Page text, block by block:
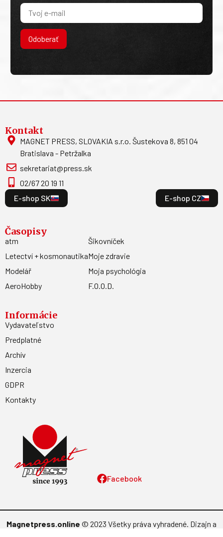
Odoberať
Facebook
Kontakt
MAGNET PRESS, SLOVAKIA s.r.o. Šustekova 8, 851 04
Bratislava - Petržalka
sekretariat@press.sk
02/67 20 19 11
E-shop SK
E-shop CZ
Časopisy
atm
Letectví + kosmonautika
Modelář
AeroHobby
Šikovníček
Moje zdravie
Moja psychológia
F.O.O.D.
Informácie
Vydavateľstvo
Predplatné
Archív
Inzercia
GDPR
Kontakty
Magnetpress.online © 2023 Všetky práva vyhradené. Dizajn a